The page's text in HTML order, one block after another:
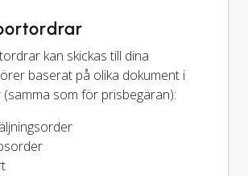
kan skickas till dina
baserat på olika dokument i
som för prisbegäran):